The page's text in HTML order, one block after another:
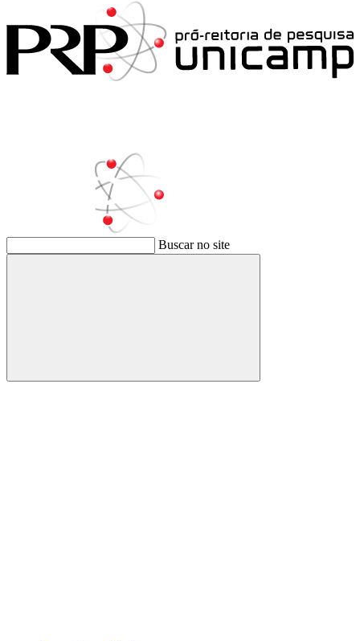
Buscar no site
Buscar